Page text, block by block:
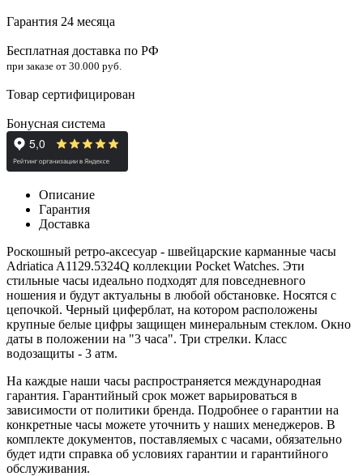
Гарантия 24 месяца
Бесплатная доставка по РФ
при заказе от 30.000 руб.
Товар сертифицирован
Бонусная система
Описание
Гарантия
Доставка
Роскошный ретро-аксесуар - швейцарские карманные часы
Adriatica A1129.5324Q коллекции Pocket Watches. Эти
стильные часы идеально подходят для повседневного
ношения и будут актуальны в любой обстановке. Носятся с
цепочкой. Черный циферблат, на котором расположены
крупные белые цифры защищен минеральным стеклом. Окно
даты в положении на "3 часа". Три стрелки. Класс
водозащиты - 3 атм.
На каждые наши часы распространяется международная
гарантия. Гарантийный срок может варьироваться в
зависимости от политики бренда. Подробнее о гарантии на
конкретные часы можете уточнить у наших менеджеров. В
комплекте документов, поставляемых с часами, обязательно
будет идти справка об условиях гарантии и гарантийного
обслуживания.